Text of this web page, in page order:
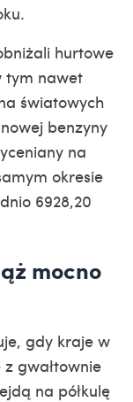
hurtowe
tym nawet
światowych
benzyny
na
okresie
6928,20
mocno
gdy kraje w
gwałtownie
na półkulę